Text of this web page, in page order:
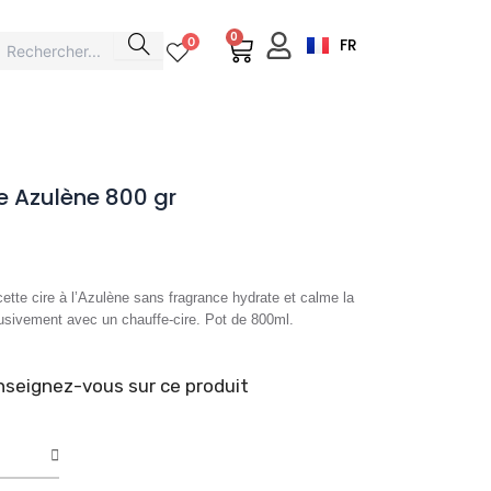
0 0 Cart FR
Azulène 800 gr
cire à l’Azulène sans fragrance hydrate et calme la
avec un chauffe-cire. Pot de 800ml.
vous sur ce produit